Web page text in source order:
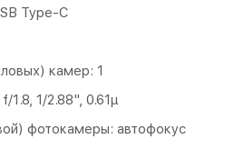
Type-C
камер: 1
1/2.88", 0.61µ
фотокамеры: автофокус